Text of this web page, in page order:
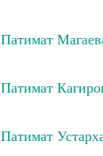
Патимат
Патимат
Патимат